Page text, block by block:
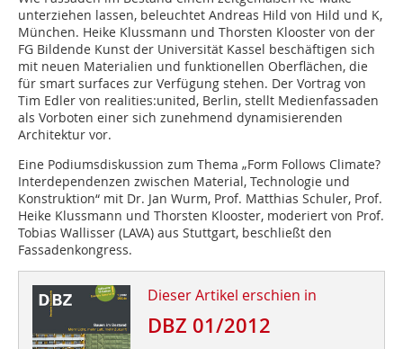
unterziehen lassen, beleuchtet Andreas Hild von Hild und K,
München. Heike Klussmann und Thorsten Klooster von der
FG Bildende Kunst der Universität Kassel beschäftigen sich
mit neuen Materialien und funktionellen Oberflächen, die
für smart surfaces zur Verfügung stehen. Der Vortrag von
Tim Edler von realities:united, Berlin, stellt Medienfassaden
als Vorboten einer sich zunehmend dynamisierenden
Architektur vor.
Eine Podiumsdiskussion zum Thema „Form Follows Climate?
Interdependenzen zwischen Material, Technologie und
Konstruktion“ mit Dr. Jan Wurm, Prof. Matthias Schuler, Prof.
Heike Klussmann und Thorsten Klooster, moderiert von Prof.
Tobias Wallisser (LAVA) aus Stuttgart, beschließt den
Fassadenkongress.
Dieser Artikel erschien in
DBZ 01/2012